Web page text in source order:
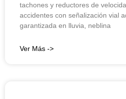
tachones y reductores de
accidentes con señalización vial
garantizada en lluvia, neblina
Ver Más ->